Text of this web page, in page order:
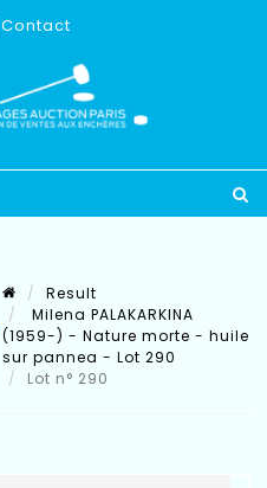
Contact
Result
Milena PALAKARKINA
(1959-) - Nature morte - huile
sur pannea - Lot 290
Lot n° 290